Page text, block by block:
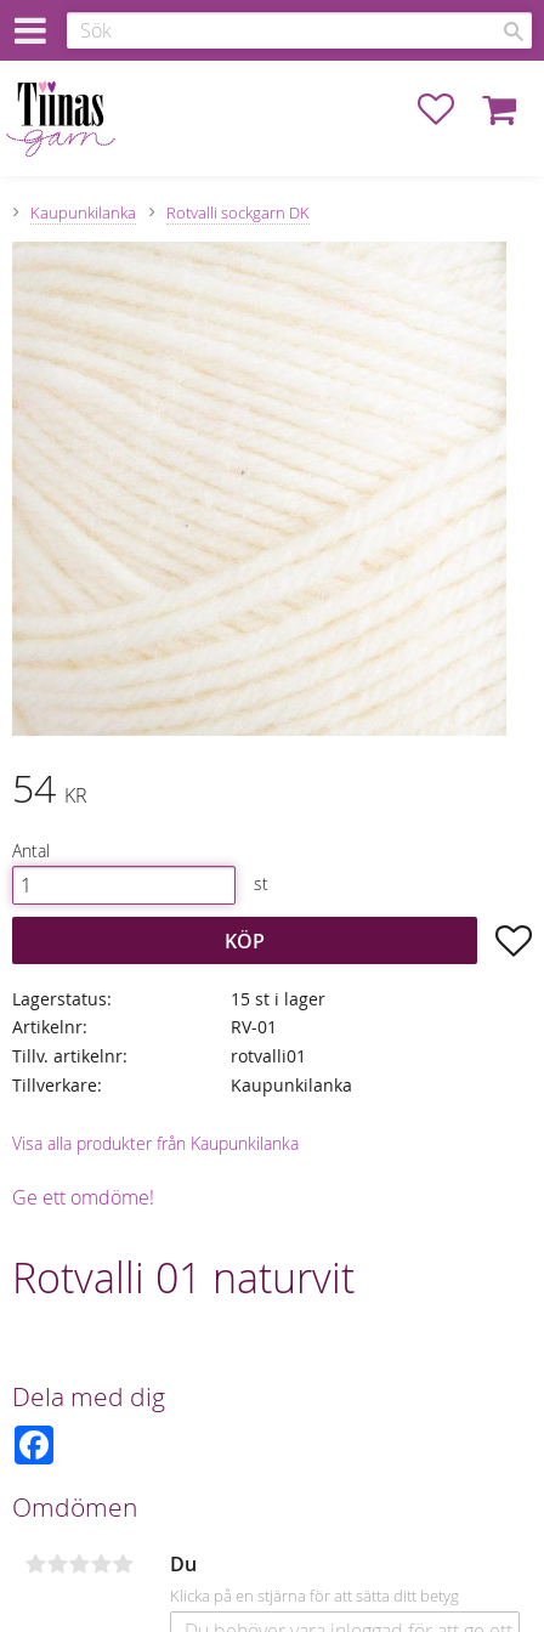
Favoriter
Kaupunkilanka Rotvalli sockgarn DK
54 KR
Antal
st
KÖP
Lagerstatus
15 st i lager
Artikelnr
RV-01
Tillv. artikelnr
rotvalli01
Tillverkare
Kaupunkilanka
Visa alla produkter från Kaupunkilanka
Ge ett omdöme!
Rotvalli 01 naturvit
Dela med dig
b
o
k
Omdömen
Du
Klicka på en stjärna för att sätta ditt betyg